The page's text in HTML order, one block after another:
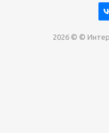
2026 © ©